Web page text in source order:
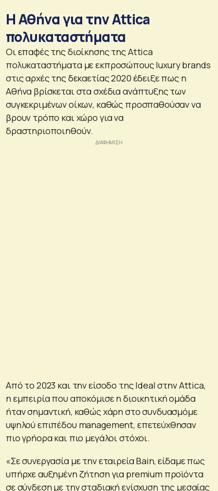
H Αθήνα για την Attica
πολυκαταστήματα
Οι επαφές της διοίκησης της Attica
πολυκαταστήματα με εκπροσώπους luxury brands
στις αρχές της δεκαετίας 2020 έδειξε πως η
Αθήνα βρίσκεται στα σχέδια ανάπτυξης των
συγκεκριμένων οίκων, καθώς προσπαθούσαν να
βρουν τρόπο και χώρο για να
δραστηριοποιηθούν.
Από το 2023 και την είσοδο της Ideal στην Attica,
η εμπειρία που αποκόμισε η διοικητική ομάδα
ήταν σημαντική, καθώς χάρη στο συνδυασμόμε
υψηλού επιπέδου management, επετεύχθησαν
πιο γρήορα και πιο μεγάλοι στόχοι.
«Σε συνεργασία με την εταιρεία Bain, είδαμε πως
υπήρχε αυξημένη ζήτηση για premium προϊόντα
σε σύνδεση με την σταδιακή ενίσχυση της μεσαίας